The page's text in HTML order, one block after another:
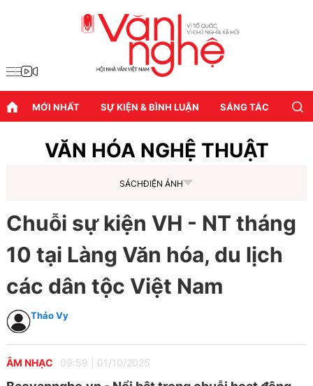
MỚI NHẤT SỰ KIỆN & BÌNH LUẬN SÁNG TÁC
VĂN HÓA NGHỆ THUẬT
SÁCHĐIỆN ẢNH
Chuỗi sự kiện VH - NT tháng
10 tại Làng Văn hóa, du lịch
các dân tộc Việt Nam
Thảo Vy
ÂM NHẠC 09:59 01/10/2025